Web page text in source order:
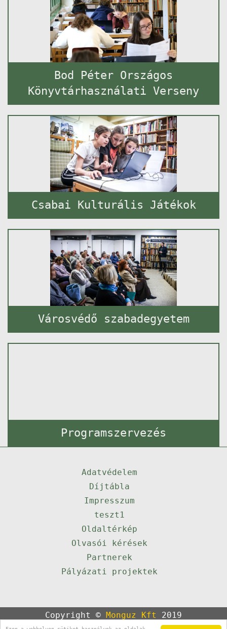
Bod Péter Országos
Könyvtárhasználati Verseny
Csabai Kulturális Játékok
Városvédő szabadegyetem
Programszervezés
Adatvédelem
Díjtábla
Impresszum
teszt1
Oldaltérkép
Olvasói kérések
Partnerek
Pályázati projektek
Copyright © Monguz Kft
2019
Powered byQulto